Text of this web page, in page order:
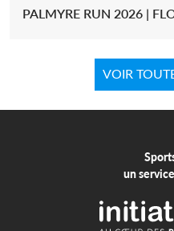
PALMYRE RUN 2026 |
VOIR
un